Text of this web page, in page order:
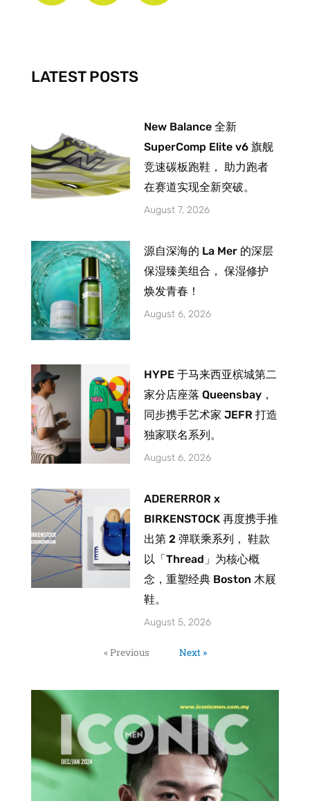
-
f
m
LATEST POSTS
New Balance 全新
SuperComp Elite v6 旗舰
竞速碳板跑鞋， 助力跑者
在赛道实现全新突破。
August 7, 2026
源自深海的 La Mer 的深层
保湿臻美组合， 保湿修护
焕发青春！
August 6, 2026
HYPE 于马来西亚槟城第二
家分店座落 Queensbay，
同步携手艺术家 JEFR 打造
独家联名系列。
August 6, 2026
ADERERROR x
BIRKENSTOCK 再度携手推
出第 2 弹联乘系列， 鞋款
以「Thread」为核心概
念，重塑经典 Boston 木屐
鞋。
August 5, 2026
« Previous Next »